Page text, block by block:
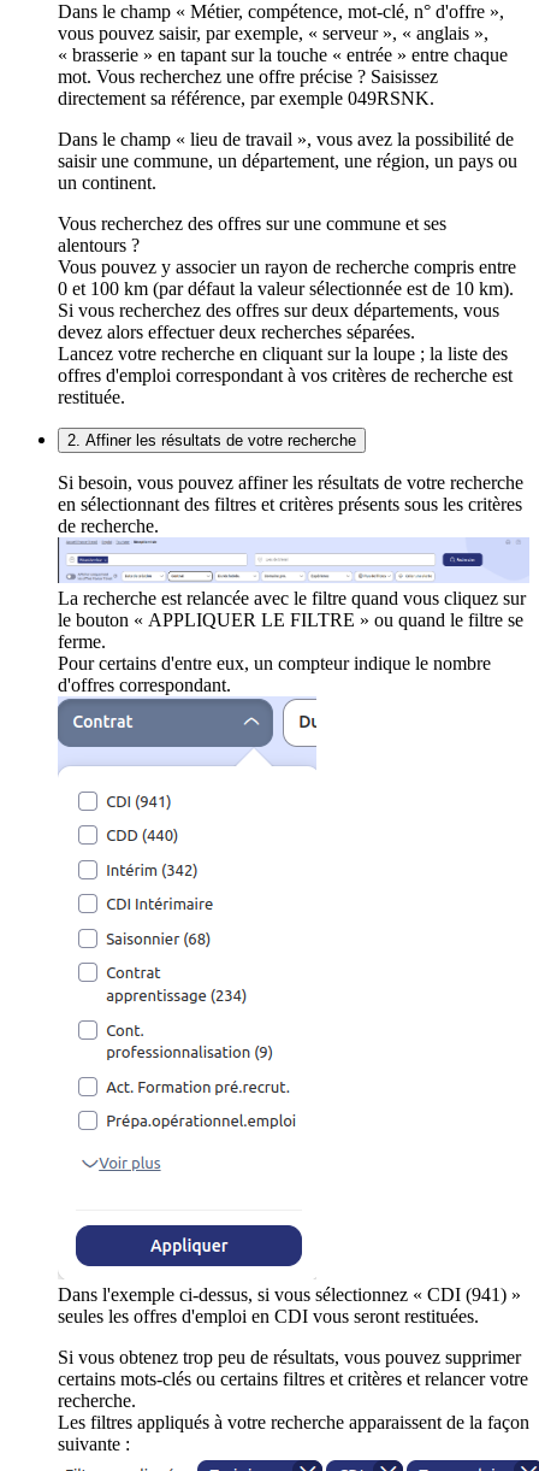
Dans le champ « Métier, compétence, mot-clé, n° d'offre »,
vous pouvez saisir, par exemple, « serveur », « anglais »,
« brasserie » en tapant sur la touche « entrée » entre chaque
mot. Vous recherchez une offre précise ? Saisissez
directement sa référence, par exemple 049RSNK.
Dans le champ « lieu de travail », vous avez la possibilité de
saisir une commune, un département, une région, un pays ou
un continent.
Vous recherchez des offres sur une commune et ses
alentours ?
Vous pouvez y associer un rayon de recherche compris entre
0 et 100 km (par défaut la valeur sélectionnée est de 10 km).
Si vous recherchez des offres sur deux départements, vous
devez alors effectuer deux recherches séparées.
Lancez votre recherche en cliquant sur la loupe ; la liste des
offres d'emploi correspondant à vos critères de recherche est
restituée.
2. Affiner les résultats de votre recherche
Si besoin, vous pouvez affiner les résultats de votre recherche
en sélectionnant des filtres et critères présents sous les critères
de recherche.
La recherche est relancée avec le filtre quand vous cliquez sur
le bouton « APPLIQUER LE FILTRE » ou quand le filtre se
ferme.
Pour certains d'entre eux, un compteur indique le nombre
d'offres correspondant.
Dans l'exemple ci-dessus, si vous sélectionnez « CDI (941) »
seules les offres d'emploi en CDI vous seront restituées.
Si vous obtenez trop peu de résultats, vous pouvez supprimer
certains mots-clés ou certains filtres et critères et relancer votre
recherche.
Les filtres appliqués à votre recherche apparaissent de la façon
suivante :